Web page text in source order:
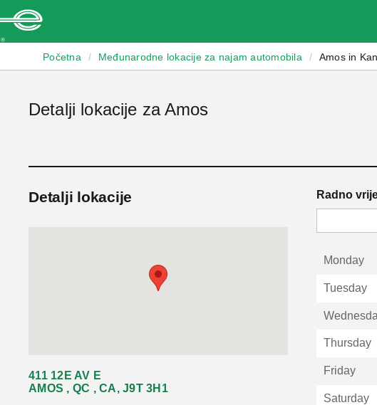
Početna / Međunarodne lokacije za najam automobila / Amos in
Detalji lokacije za Amos
Detalji lokacije
411 12E AV E
AMOS , QC , CA, J9T 3H1
Radno
Monday
Tuesday
Thursday
Friday
Saturday